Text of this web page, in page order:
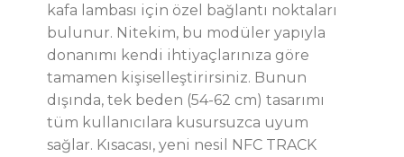
kafa lambası için özel bağlantı noktaları
bulunur. Nitekim, bu modüler yapıyla
donanımı kendi ihtiyaçlarınıza göre
tamamen kişiselleştirirsiniz. Bunun
dışında, tek beden (54-62 cm) tasarımı
tüm kullanıcılara kusursuzca uyum
sağlar. Kısacası, yeni nesil NFC TRACK